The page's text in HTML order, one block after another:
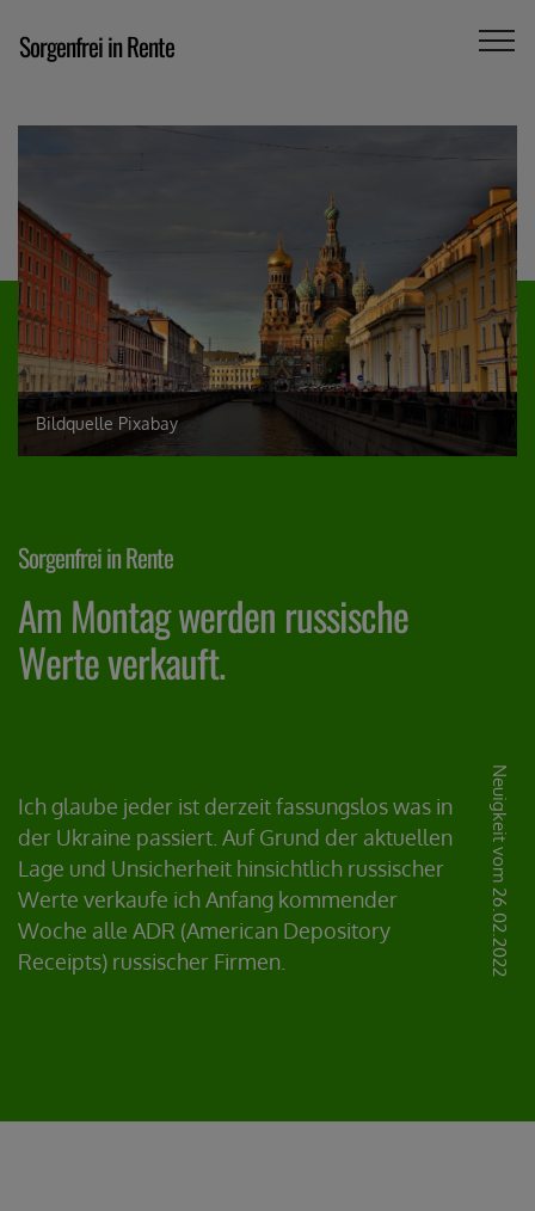
Sorgenfrei in Rente
Bildquelle Pixabay
Sorgenfrei in Rente
Am Montag werden russische
Werte verkauft.
Neuigkeit vom 26.02.2022
Ich glaube jeder ist derzeit fassungslos was in
der Ukraine passiert. Auf Grund der aktuellen
Lage und Unsicherheit hinsichtlich russischer
Werte verkaufe ich Anfang kommender
Woche alle ADR (American Depository
Receipts) russischer Firmen.